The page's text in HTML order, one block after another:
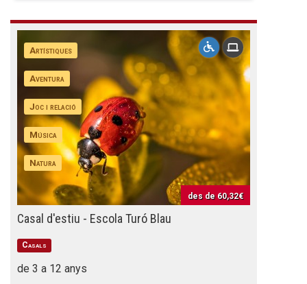
Artístiques
Aventura
Joc i relació
Música
Natura
des de 60,32€
Casal d'estiu - Escola Turó Blau
Casals
de 3 a 12 anys